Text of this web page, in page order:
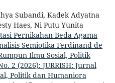
Subandi, Kadek Adyatna
Haes, Ni Putu Yunita
Pernikahan Beda Agama
Semiotika Ferdinand de
Ilmu Sosial, Politik
2 (2026): JURRISH: Jurnal
Politik dan Humaniora